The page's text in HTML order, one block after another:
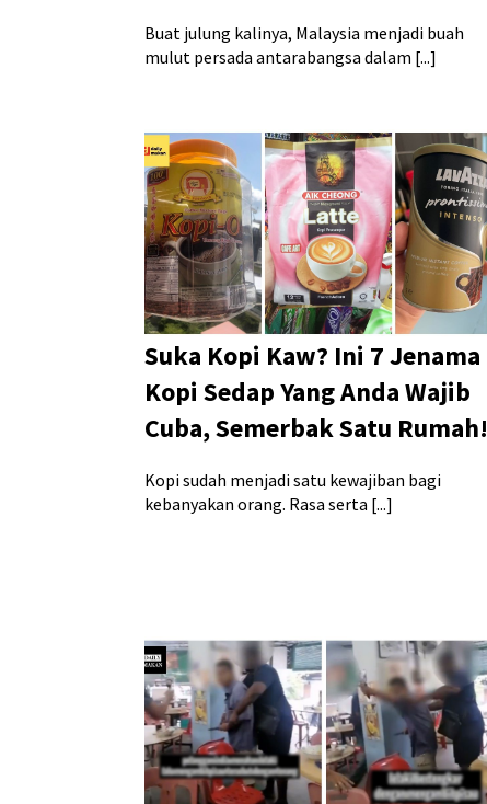
Buat julung kalinya, Malaysia menjadi buah
mulut persada antarabangsa dalam [...]
Suka Kopi Kaw? Ini 7 Jenama
Kopi Sedap Yang Anda Wajib
Cuba, Semerbak Satu Rumah!
Kopi sudah menjadi satu kewajiban bagi
kebanyakan orang. Rasa serta [...]